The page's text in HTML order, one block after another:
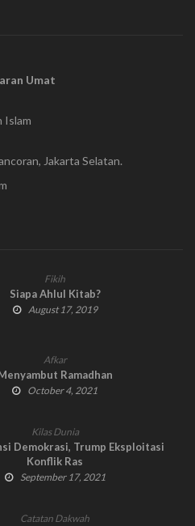
Umat
Islam
Jakarta Selatan.
Fikih
Siapa Ahlul Kitab?
August 17, 2019
Afkar
Ramadhan
October 4, 2021
Kilas Dunia
Demokrasi, Trump Eksploitasi
Konflik Ras
September 17, 2021
Catatan Dakwah